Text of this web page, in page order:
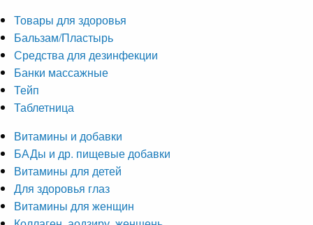
Товары для здоровья
Бальзам/Пластырь
Средства для дезинфекции
Банки массажные
Тейп
Таблетница
Витамины и добавки
БАДы и др. пищевые добавки
Витамины для детей
Для здоровья глаз
Витамины для женщин